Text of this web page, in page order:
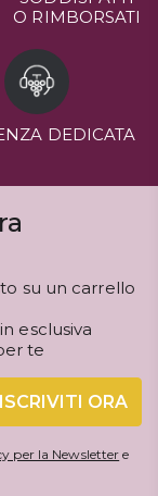
O RIMBORSATI
DEDICATA
su un carrello
esclusiva
te
ISCRIVITI ORA
per la Newsletter e